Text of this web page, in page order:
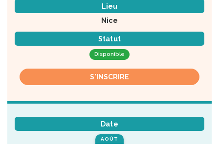
Lieu
Nice
Statut
Disponible
S'INSCRIRE
Date
AOÛT